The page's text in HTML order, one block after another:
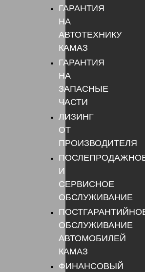
ГАРАНТИЯ
НА
АВТОТЕХНИКУ
КАМАЗ
ГАРАНТИЯ
НА
ЗАПАСНЫЕ
ЧАСТИ
ЛИЗИНГ
ОТ
ПРОИЗВОДИТЕЛЯ
И
СЕРВИСНОЕ
ОБСЛУЖИВАНИЕ
ОБСЛУЖИВАНИЕ
АВТОМОБИЛЕЙ
КАМАЗ
ФИНАНСОВЫЙ